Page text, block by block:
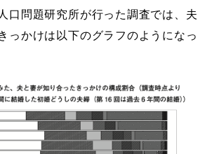
口問題研究所が行った調査では、夫
っかけは以下のグラフのようになっ